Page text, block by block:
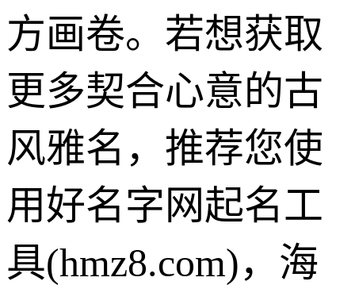
方画卷。若想获取
更多契合心意的古
风雅名，推荐您使
用好名字网起名工
具(hmz8.com)，海